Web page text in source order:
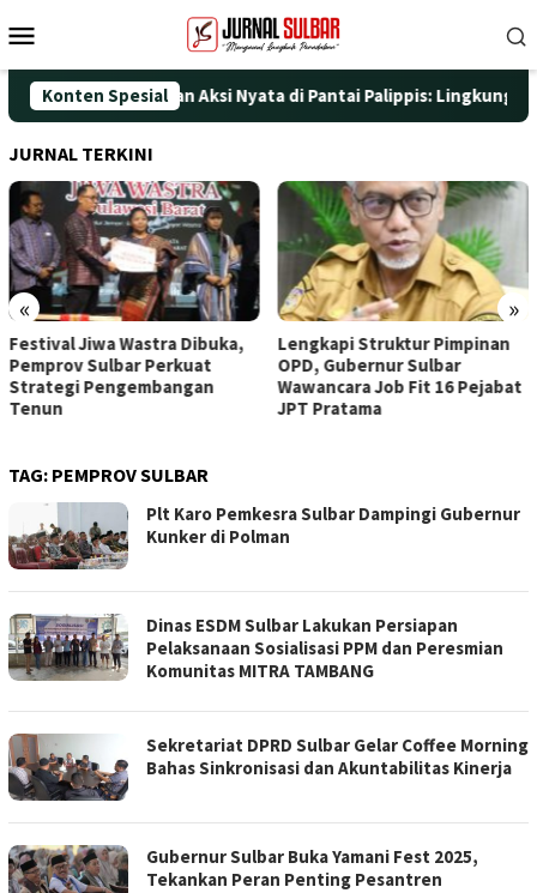
ke
Mobile
Konten Spesial
ke-25 dengan Aksi Nyata di Pantai Palippis: Lingkungan
JURNAL TERKINI
« »
Festival Jiwa Wastra Dibuka,
Pemprov Sulbar Perkuat
Strategi Pengembangan
Tenun
Lengkapi Struktur Pimpinan
OPD, Gubernur Sulbar
Wawancara Job Fit 16 Pejabat
JPT Pratama
TAG: PEMPROV SULBAR
Plt Karo Pemkesra Sulbar Dampingi Gubernur
Kunker di Polman
Dinas ESDM Sulbar Lakukan Persiapan
Pelaksanaan Sosialisasi PPM dan Peresmian
Komunitas MITRA TAMBANG
Sekretariat DPRD Sulbar Gelar Coffee Morning
Bahas Sinkronisasi dan Akuntabilitas Kinerja
Gubernur Sulbar Buka Yamani Fest 2025,
Tekankan Peran Penting Pesantren